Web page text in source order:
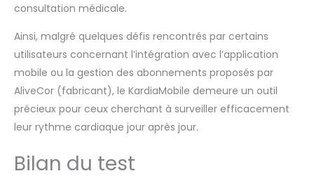
consultation médicale.
Ainsi, malgré quelques défis rencontrés par certains
utilisateurs concernant l’intégration avec l’application
mobile ou la gestion des abonnements proposés par
AliveCor (fabricant), le KardiaMobile demeure un outil
précieux pour ceux cherchant à surveiller efficacement
leur rythme cardiaque jour après jour.
Bilan du test